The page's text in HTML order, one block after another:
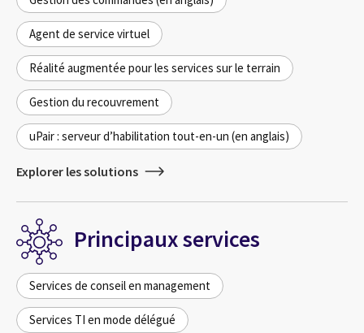
Agent de service virtuel
Réalité augmentée pour les services sur le terrain
Gestion du recouvrement
uPair : serveur d’habilitation tout-en-un (en anglais)
Explorer les solutions
Principaux services
Services de conseil en management
Services TI en mode délégué